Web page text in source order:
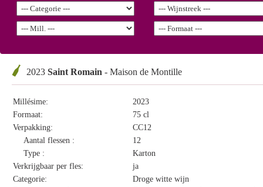
2023 Saint Romain - Maison de Montille
Millésime:
2023
Formaat:
75 cl
Verpakking:
CC12
Aantal flessen :
12
Type :
Karton
Verkrijgbaar per fles:
ja
Categorie:
Droge witte wijn